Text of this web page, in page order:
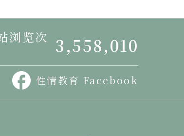
浏览次 3,558,010
性情教育 Facebook